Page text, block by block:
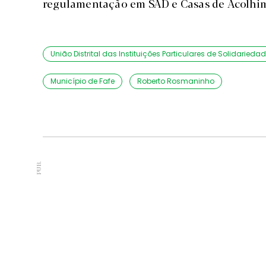
regulamentação em SAD e Casas de
União Distrital das Instituições Particulares de
Município de Fafe Roberto Rosmaninho
PUB.